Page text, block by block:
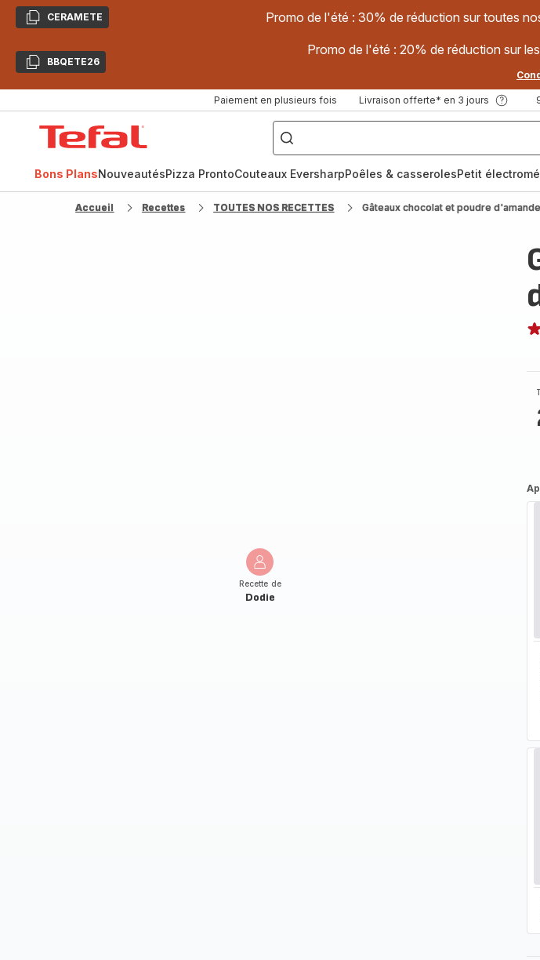
CopierCERAMETE Promo de l'été : 30% de réduction sur toutes
CopierBBQETE26
Promo de l'été : 20% de réduction sur
Paiement en plusieurs fois Livraison offerte* en 3 jours
["Poêles
inox,
Cake
Factory,
Bons PlansNouveautésPizza ProntoCouteaux EversharpPoêles & casserolesPetit
Accueil Recettes TOUTES NOS RECETTES Gâteaux chocolat et poudre d'amande
Recette de
Dodie